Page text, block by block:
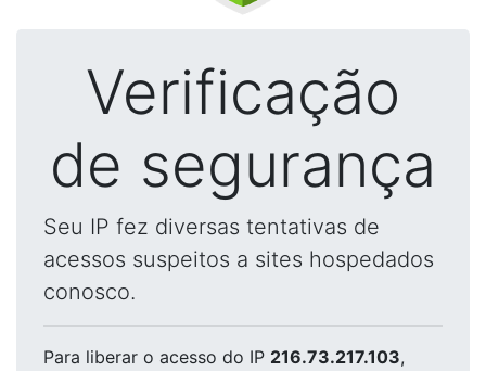
Verificação
de segurança
Seu IP fez diversas tentativas de
acessos suspeitos a sites hospedados
conosco.
Para liberar o acesso do IP 216.73.217.103,